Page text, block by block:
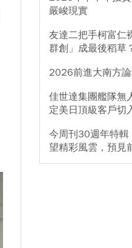
嚴峻現實
友達二把手柯富仁
群創」成最後稻草
2026前進大南方
佳世達集團艦隊無
定美日頂級客戶切
今周刊30週年特輯
望精彩風雲，預見